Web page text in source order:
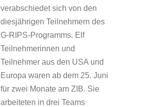
verabschiedet sich von den
diesjährigen Teilnehmern des
G-RIPS-Programms. Elf
Teilnehmerinnen und
Teilnehmer aus den USA und
Europa waren ab dem 25. Juni
für zwei Monate am ZIB. Sie
arbeiteten in drei Teams